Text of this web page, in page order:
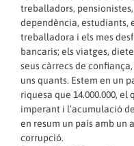
treballadors,
dependència, estudiants,
treballadora i els mes
bancaris; els viatges,
seus càrrecs de
uns quants. Estem en un
riquesa que 14.000.000,
imperant i l’acumulació
en resum un país amb un
corrupció.